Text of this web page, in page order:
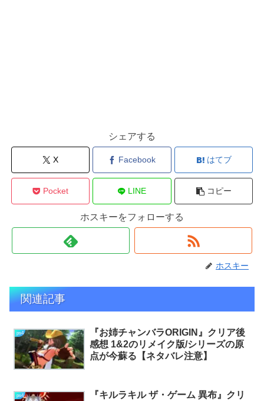
シェアする
X Facebook はてブ
Pocket LINE コピー
ホスキーをフォローする
ホスキー
関連記事
ps4
『お姉チャンバラORIGIN』クリア後
感想 1&2のリメイク版/シリーズの原
点が今蘇る【ネタバレ注意】
ps4
『キルラキル ザ・ゲーム 異布』クリ